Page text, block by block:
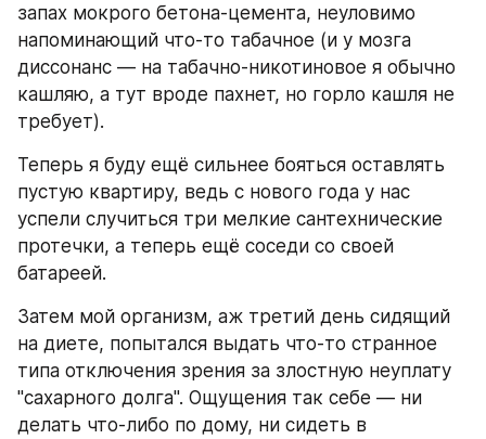
запах мокрого бетона-цемента, неуловимо
напоминающий что-то табачное (и у мозга
диссонанс — на табачно-никотиновое я обычно
кашляю, а тут вроде пахнет, но горло кашля не
требует).
Теперь я буду ещё сильнее бояться оставлять
пустую квартиру, ведь с нового года у нас
успели случиться три мелкие сантехнические
протечки, а теперь ещё соседи со своей
батареей.
Затем мой организм, аж третий день сидящий
на диете, попытался выдать что-то странное
типа отключения зрения за злостную неуплату
"сахарного долга". Ощущения так себе — ни
делать что-либо по дому, ни сидеть в